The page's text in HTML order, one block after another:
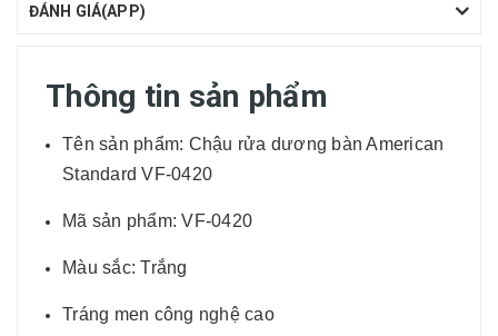
ĐÁNH GIÁ(APP)
Thông tin sản phẩm
Tên sản phẩm: Chậu rửa dương bàn American
Standard VF-0420
Mã sản phẩm: VF-0420
Màu sắc: Trắng
Tráng men công nghệ cao